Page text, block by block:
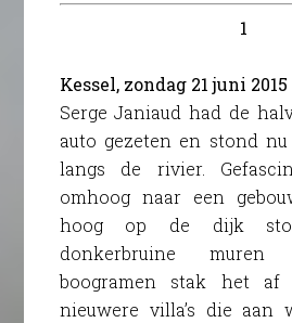
1
Kessel, zondag 21 juni 2015
Serge Janiaud had de
auto gezeten en stond
langs de rivier.
omhoog naar een
hoog op de dijk
donkerbruine
boogramen stak het af
nieuwere villa’s die aan